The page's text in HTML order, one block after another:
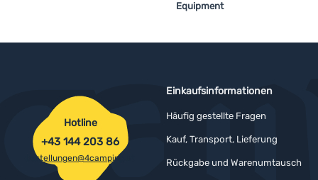
Equipment
Einkaufsinformationen
Häufig gestellte Fragen
Kauf, Transport, Lieferung
Rückgabe und Warenumtausch
Hotline
+43 144 203 86
bestellungen@4camping.at